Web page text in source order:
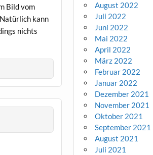
Bild vom
kann
nichts
August 2022
Juli 2022
Juni 2022
Mai 2022
April 2022
März 2022
Februar 2022
Januar 2022
Dezember 2021
November 2021
Oktober 2021
September 2021
August 2021
Juli 2021